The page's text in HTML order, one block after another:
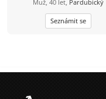
Muž, 40 let, Pardubický
Seznámit se